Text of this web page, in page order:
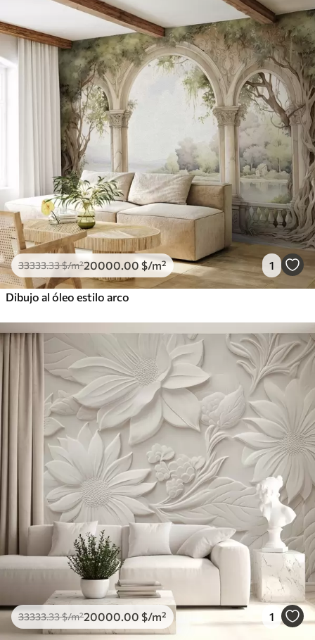
33333.33$/m²20000 .00 $/m² 1
Dibujo al óleo estilo arco
33333.33$/m²20000 .00 $/m² 1